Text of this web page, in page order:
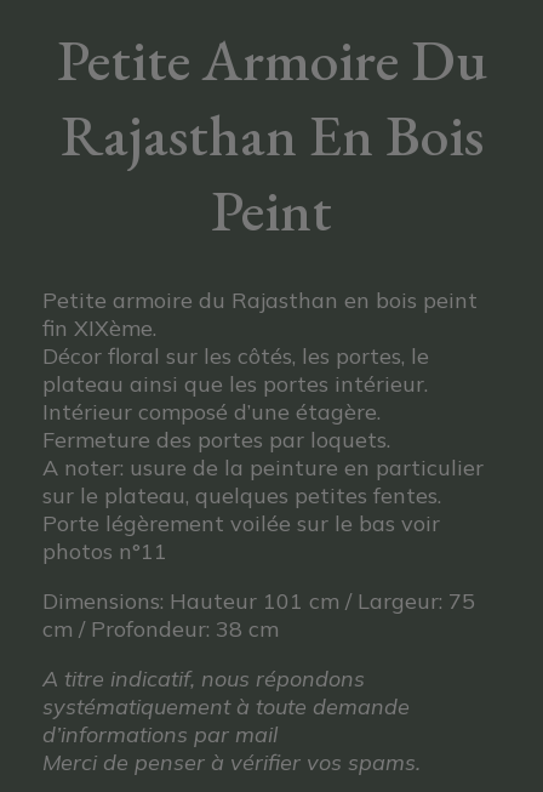
Petite Armoire Du
Rajasthan En Bois
Peint
Petite armoire du Rajasthan en bois peint
fin XIXème.
Décor floral sur les côtés, les portes, le
plateau ainsi que les portes intérieur.
Intérieur composé d’une étagère.
Fermeture des portes par loquets.
A noter: usure de la peinture en particulier
sur le plateau, quelques petites fentes.
Porte légèrement voilée sur le bas voir
photos n°11
Dimensions: Hauteur 101 cm / Largeur: 75
cm / Profondeur: 38 cm
A titre indicatif, nous répondons
systématiquement à toute demande
d’informations par mail
Merci de penser à vérifier vos spams.